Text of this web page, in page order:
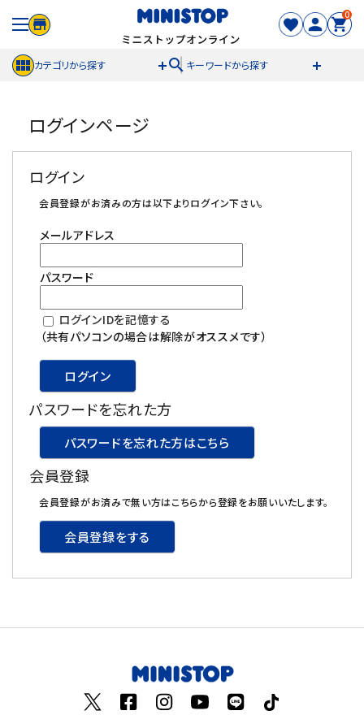
0
カテゴリから探す search キーワードから探す
meeting_room ログイン person 新規登録
セール商品
カテゴリから探す
冷凍食品
スイーツ
お菓子
酒類
日用品
ギフト
ログインページ
ログイン
会員登録がお済みの方は以下よりログイン下さい。
メールアドレス
パスワード
ログインIDを記憶する
（共有パソコンの場合は解除がオススメです）
ログイン
パスワードを忘れた方
パスワードを忘れた方はこちら
会員登録
会員登録がお済みで無い方はこちらから登録をお願いいたします。
会員登録をする